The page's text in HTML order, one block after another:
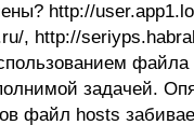
http://
, http://
задачей.
файл hosts